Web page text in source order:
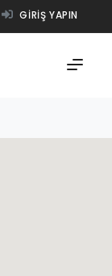
GIRIŞ YAPIN